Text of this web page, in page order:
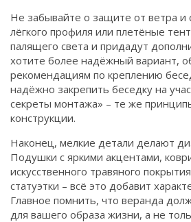
Не забывайте о защите от ветра и
лёгкого профиля или плетёные
палящего света и придадут
хотите более надёжный вариант,
рекомендациям по креплению
надёжно закрепить беседку на
секреты монтажа» – те же
конструкции.
Наконец, мелкие детали делают
Подушки с яркими акцентами,
искусственного травяного
статуэтки – всё это добавит
Главное помнить, что веранда
для вашего образа жизни, а не